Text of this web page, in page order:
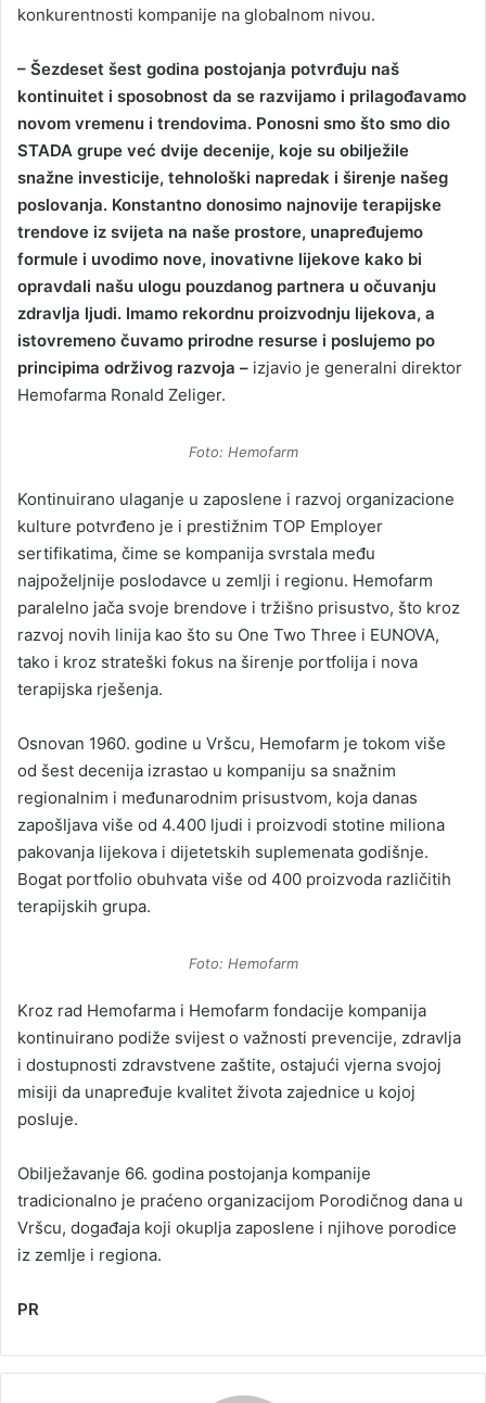
konkurentnosti kompanije na globalnom nivou.
– Šezdeset šest godina postojanja potvrđuju naš
kontinuitet i sposobnost da se razvijamo i prilagođavamo
novom vremenu i trendovima. Ponosni smo što smo dio
STADA grupe već dvije decenije, koje su obilježile
snažne investicije, tehnološki napredak i širenje našeg
poslovanja. Konstantno donosimo najnovije terapijske
trendove iz svijeta na naše prostore, unapređujemo
formule i uvodimo nove, inovativne lijekove kako bi
opravdali našu ulogu pouzdanog partnera u očuvanju
zdravlja ljudi. Imamo rekordnu proizvodnju lijekova, a
istovremeno čuvamo prirodne resurse i poslujemo po
principima održivog razvoja – izjavio je generalni direktor
Hemofarma Ronald Zeliger.
Foto: Hemofarm
Kontinuirano ulaganje u zaposlene i razvoj organizacione
kulture potvrđeno je i prestižnim TOP Employer
sertifikatima, čime se kompanija svrstala među
najpoželjnije poslodavce u zemlji i regionu. Hemofarm
paralelno jača svoje brendove i tržišno prisustvo, što kroz
razvoj novih linija kao što su One Two Three i EUNOVA,
tako i kroz strateški fokus na širenje portfolija i nova
terapijska rješenja.
Osnovan 1960. godine u Vršcu, Hemofarm je tokom više
od šest decenija izrastao u kompaniju sa snažnim
regionalnim i međunarodnim prisustvom, koja danas
zapošljava više od 4.400 ljudi i proizvodi stotine miliona
pakovanja lijekova i dijetetskih suplemenata godišnje.
Bogat portfolio obuhvata više od 400 proizvoda različitih
terapijskih grupa.
Foto: Hemofarm
Kroz rad Hemofarma i Hemofarm fondacije kompanija
kontinuirano podiže svijest o važnosti prevencije, zdravlja
i dostupnosti zdravstvene zaštite, ostajući vjerna svojoj
misiji da unapređuje kvalitet života zajednice u kojoj
posluje.
Obilježavanje 66. godina postojanja kompanije
tradicionalno je praćeno organizacijom Porodičnog dana u
Vršcu, događaja koji okuplja zaposlene i njihove porodice
iz zemlje i regiona.
PR